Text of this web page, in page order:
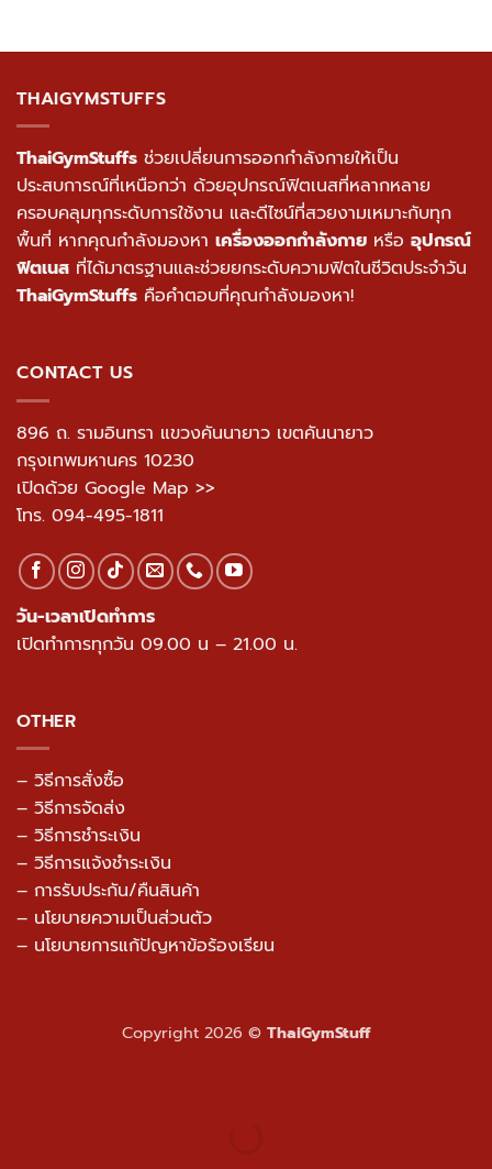
THAIGYMSTUFFS
ThaiGymStuffs ช่วยเปลี่ยนการออกกำลังกายให้เป็น
ประสบการณ์ที่เหนือกว่า ด้วยอุปกรณ์ฟิตเนสที่หลากหลาย
ครอบคลุมทุกระดับการใช้งาน และดีไซน์ที่สวยงามเหมาะกับทุก
พื้นที่ หากคุณกำลังมองหา เครื่องออกกำลังกาย หรือ อุปกรณ์
ฟิตเนส ที่ได้มาตรฐานและช่วยยกระดับความฟิตในชีวิตประจำวัน
ThaiGymStuffs คือคำตอบที่คุณกำลังมองหา!
CONTACT US
896 ถ. รามอินทรา แขวงคันนายาว เขตคันนายาว
กรุงเทพมหานคร 10230
เปิดด้วย Google Map >>
โทร. 094-495-1811
วัน-เวลาเปิดทำการ
เปิดทำการทุกวัน 09.00 น – 21.00 น.
OTHER
– วิธีการสั่งซื้อ
– วิธีการจัดส่ง
– วิธีการชำระเงิน
– วิธีการแจ้งชำระเงิน
– การรับประกัน/คืนสินค้า
– นโยบายความเป็นส่วนตัว
– นโยบายการแก้ปัญหาข้อร้องเรียน
Copyright 2026 © ThaiGymStuff